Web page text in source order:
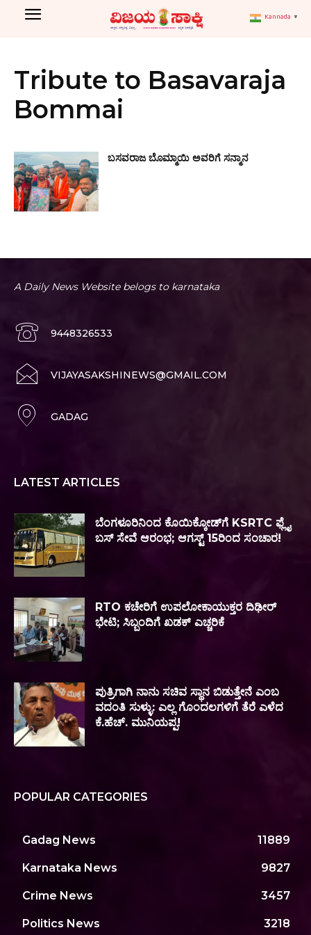
Tribute to Basavaraja
Bommai
ಬಸವರಾಜ ಬೊಮ್ಮಾಯಿ ಅವರಿಗೆ ಸನ್ಮಾನ
A Daily News Website belogs to karnataka
9448326533
VIJAYASAKSHINEWS@GMAIL.COM
GADAG
LATEST ARTICLES
ಬೆಂಗಳೂರಿನಿಂದ ಕೊಯಿಕ್ಕೋಡ್‌ಗೆ KSRTC ಫ್ಲೈ
ಬಸ್ ಸೇವೆ ಆರಂಭ; ಆಗಸ್ಟ್ 15ರಿಂದ ಸಂಚಾರ!
RTO ಕಚೇರಿಗೆ ಉಪಲೋಕಾಯುಕ್ತರ ದಿಢೀರ್
ಭೇಟಿ; ಸಿಬ್ಬಂದಿಗೆ ಖಡಕ್ ಎಚ್ಚರಿಕೆ
ಪುತ್ರಿಗಾಗಿ ನಾನು ಸಚಿವ ಸ್ಥಾನ ಬಿಡುತ್ತೇನೆ ಎಂಬ
ವದಂತಿ ಸುಳ್ಳು: ಎಲ್ಲ ಗೊಂದಲಗಳಿಗೆ ತೆರೆ ಎಳೆದ
ಕೆ.ಹೆಚ್. ಮುನಿಯಪ್ಪ!
POPULAR CATEGORIES
Gadag News 11889
Karnataka News 9827
Crime News 3457
Politics News 3218
Kannada ▼